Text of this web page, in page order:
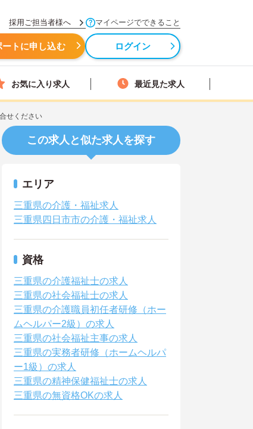
採用ご担当者様へ マイページでできること
トに申し込む ログイン
お気に入り求人 最近見た求人
せください
この求人と似た求人を探す
エリア
三重県の介護・福祉求人
三重県四日市市の介護・福祉求人
資格
三重県の介護福祉士の求人
三重県の社会福祉士の求人
三重県の介護職員初任者研修（ホー
ムヘルパー2級）の求人
三重県の社会福祉主事の求人
三重県の実務者研修（ホームヘルパ
ー1級）の求人
三重県の精神保健福祉士の求人
三重県の無資格OKの求人